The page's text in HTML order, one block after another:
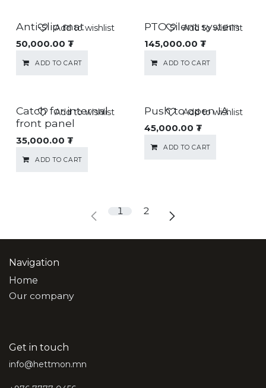
Anti-slip mat
50,000.00 ₮
ADD TO CART
Add to wishlist PTO silent system
145,000.00 ₮
ADD TO CART
Add to wishlist
Catch for internal
front panel
35,000.00 ₮
ADD TO CART
Add to wishlist Зөрүү
Push to open IA
45,000.00 ₮
ADD TO CART
Add to wishlist
1 2
Navigation
Home
Our company
Get in touch
info@hettmon.mn